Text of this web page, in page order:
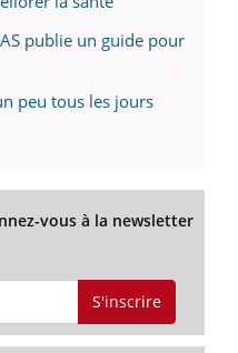
publie un guide pour
peu tous les jours
vous à la newsletter
S'inscrire